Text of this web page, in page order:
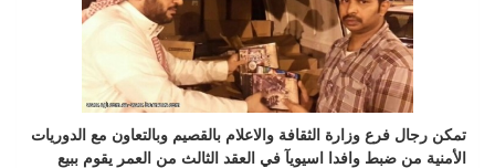
تمكن رجال فرع وزارة الثقافة والاعلام بالقصيم وبالتعاون مع الدوريات
الأمنية من ضبط وافدا اسيويآ في العقد الثالث من العمر يقوم ببيع